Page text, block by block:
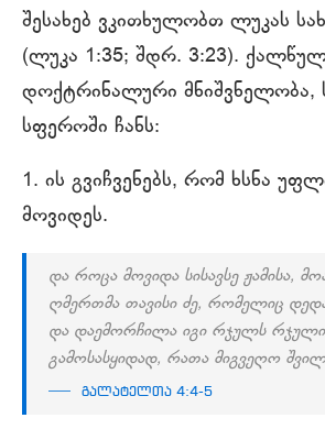
შესახებ ვკითხულობთ ლუკას
(ლუკა 1:35; შდრ. 3:23).
დოქტრინალური მნიშვნელობა,
სფეროში ჩანს:
1. ის გვიჩვენებს, რომ ხსნა
მოვიდეს.
და როცა მოვიდა სისავსე ჟამისა,
ღმერთმა თავისი ძე, რომელიც
და დაემორჩილა იგი რჯულს
გამოსასყიდად, რათა მიგვეღო
გალატელთა 4:4-5